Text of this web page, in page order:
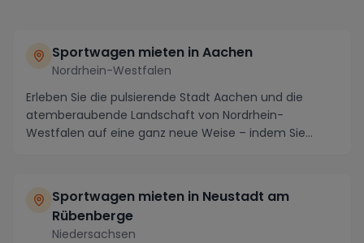
Sportwagen mieten in Aachen
Nordrhein-Westfalen
Erleben Sie die pulsierende Stadt Aachen und die
atemberaubende Landschaft von Nordrhein-
Westfalen auf eine ganz neue Weise – indem Sie
Sportwagen mieten in Neustadt am
Rübenberge
Niedersachsen